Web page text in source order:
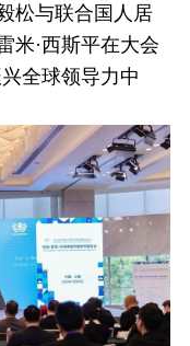
松与联合国人居
米·西斯平在大会
全球领导力中